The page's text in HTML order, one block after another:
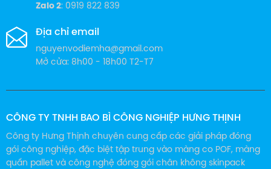
Zalo 2: 0919 822 839
Địa chỉ email
nguyenvodiemha@gmail.com
Mở cửa: 8h00 - 18h00 T2-T7
CÔNG TY TNHH BAO BÌ CÔNG NGHIỆP HƯNG THỊNH
Công ty Hưng Thịnh chuyên cung cấp các giải pháp đóng
gói công nghiệp, đặc biệt tập trung vào màng co POF, màng
quấn pallet và công nghệ đóng gói chân không skinpack